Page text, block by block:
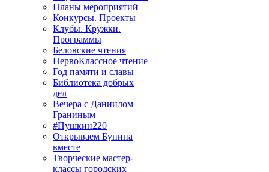
Планы мероприятий
Конкурсы. Проекты
Клубы. Кружки.
Программы
Беловские чтения
ПервоКлассное чтение
Год памяти и славы
Библиотека добрых
дел
Вечера с Даниилом
Граниным
#Пушкин220
Открываем Бунина
вместе
Творческие мастер-
классы городских